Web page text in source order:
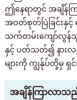
ဤနေရာတွင် အချိန်က
အဝတ်စုတ်ပြဲခြင်းနှ
သက်တမ်းကျော်လွန်
နှင့် ပတ်သတ်၍ နားလ
များကို ကျွန်ုပ်တို့မှ ရှ
အချိန်ကြာလာသ
နေထိုင်ရန် စီ